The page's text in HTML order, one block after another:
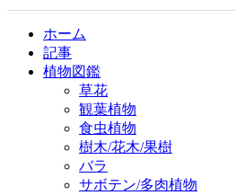
ホーム
記事
植物図鑑
草花
観葉植物
食虫植物
樹木/花木/果樹
バラ
サボテン/多肉植物